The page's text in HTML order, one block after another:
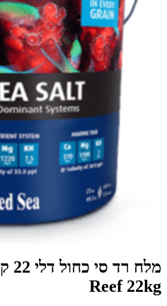
Reef 22kg